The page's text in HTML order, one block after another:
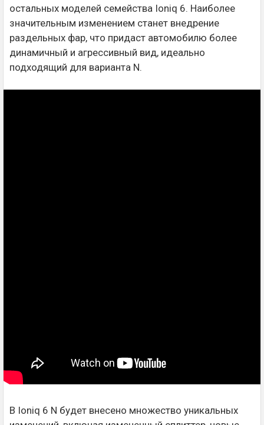
остальных моделей семейства Ioniq 6. Наиболее
значительным изменением станет внедрение
раздельных фар, что придаст автомобилю более
динамичный и агрессивный вид, идеально
подходящий для варианта N.
В Ioniq 6 N будет внесено множество уникальных